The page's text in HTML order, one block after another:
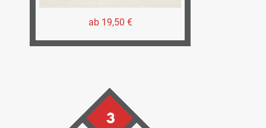
ab 19,50 €
3